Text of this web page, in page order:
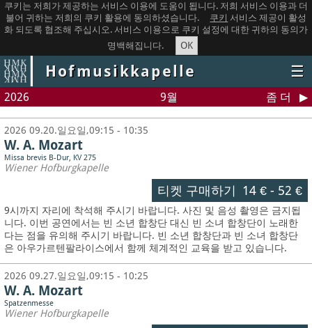
쿠키는 저희가 제공하는 서비스 이용에 도움이 됩니다. 저희 서비스 이용과 더
불어 귀하는 저희의 쿠키 활용에 동의하셨습니다.
쿠키 서비스 제공이 활성
화 되도록 협조해 주십시오. 서비스 이용으로 쿠키 설정에 대한 귀하의 동의가
명백해집니다.
OK
Hofmusikkapelle ☰
2026 9월 좀 더
2026 09.20.일요일,09:15 - 10:35
W. A. Mozart
Missa brevis B-Dur, KV 275
Wiener Hofburgkapelle
티켓 구매하기 14 €- 52 €
9시까지 자리에 착석해 주시기 바랍니다. 사진 및 음성 촬영은 금지됩
니다. 이번 공연에서는 빈 소년 합창단 대신 빈 소녀 합창단이 노래한
다는 점을 유의해 주시기 바랍니다. 빈 소년 합창단과 빈 소녀 합창단
은 아우가르텐팔라이스에서 함께 체계적인 교육을 받고 있습니다.
2026 09.27.일요일,09:15 - 10:25
W. A. Mozart
Spatzenmesse
Wiener Hofburgkapelle